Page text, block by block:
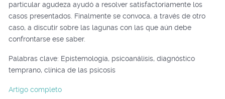
particular agudeza ayudó a resolver satisfactoriamente los
casos presentados. Finalmente se convoca, a través de otro
caso, a discutir sobre las lagunas con las que aún debe
confrontarse ese saber.
Palabras clave: Epistemología, psicoanálisis, diagnóstico
temprano, clínica de las psicosis
Artigo completo